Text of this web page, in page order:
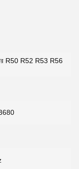
R50 R52 R53 R56